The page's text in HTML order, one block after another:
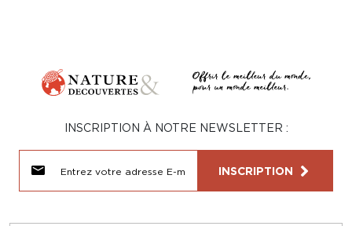
INSCRIPTION À NOTRE NEWSLETTER :
INSCRIPTION